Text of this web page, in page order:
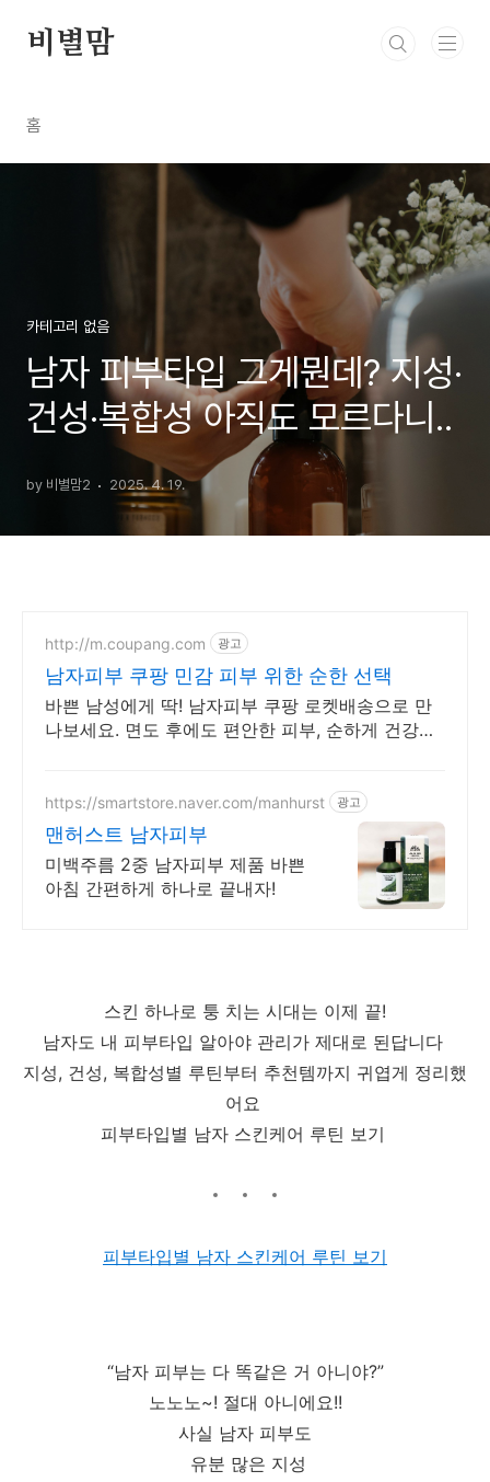
비별맘
홈
카테고리 없음
남자 피부타입 그게뭔데? 지성·
건성·복합성 아직도 모르다니..
by 비별맘2 2025. 4. 19.
http://m.coupang.com 광고
남자피부 쿠팡 민감 피부 위한 순한 선택
바쁜 남성에게 딱! 남자피부 쿠팡 로켓배송으로 만
나보세요. 면도 후에도 편안한 피부, 순하게 건강함
https://smartstore.naver.com/manhurst 광고
맨허스트 남자피부
미백주름 2중 남자피부 제품 바쁜
아침 간편하게 하나로 끝내자!
스킨 하나로 퉁 치는 시대는 이제 끝!
남자도 내 피부타입 알아야 관리가 제대로 된답니다
지성, 건성, 복합성별 루틴부터 추천템까지 귀엽게 정리했
어요
피부타입별 남자 스킨케어 루틴 보기
피부타입별 남자 스킨케어 루틴 보기
“남자 피부는 다 똑같은 거 아니야?”
노노노~! 절대 아니에요!!
사실 남자 피부도
유분 많은 지성